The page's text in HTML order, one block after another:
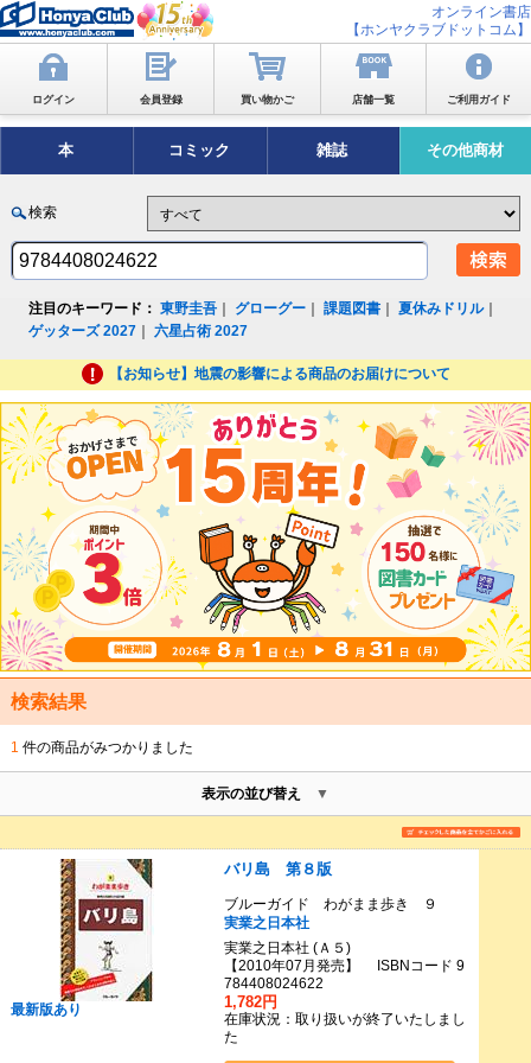
オンライン書店
【ホンヤクラブドットコム】
ログイン 会員登録 買い物かご 店舗一覧 ご利用ガイド
本 コミック 雑誌 その他商材
検索
注目のキーワード： 東野圭吾 グローグー ｜課題図書 ｜夏休みドリル｜
ゲッターズ 2027 ｜六星占術 2027
【お知らせ】地震の影響による商品のお届けについて
検索結果
1 件の商品がみつかりました
表示の並び替え
最新版あり
バリ島 第８版
ブルーガイド わがまま歩き ９
実業之日本社
実業之日本社 (Ａ５)
【2010年07月発売】 ISBNコード 9
784408024622
1,782円
在庫状況：取り扱いが終了いたしまし
た